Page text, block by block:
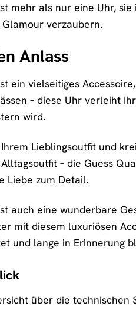
mehr als nur eine Uhr,
verzaubern.
Anlass
ein vielseitiges
– diese Uhr verleiht
wird.
Lieblingsoutfit und
– die Guess
Liebe zum Detail.
auch eine wunderbare
mit diesem luxuriösen
und lange in Erinnerung
über die technischen